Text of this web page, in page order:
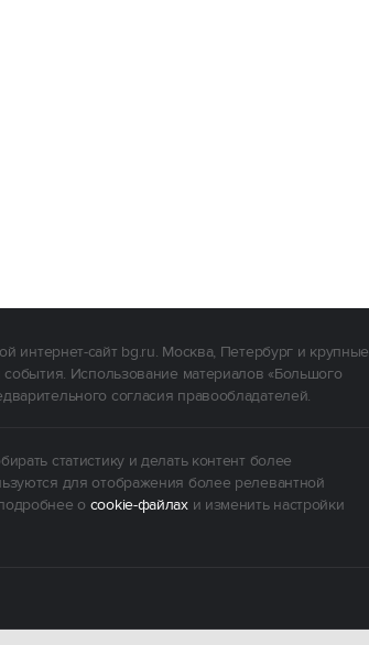
интернет-сайт bg.ru. Москва, Петербург и крупные
события. Использование материалов «Большого
согласия правообладателей.
статистику и делать контент более
для отображения более релевантной
о cookie-файлахи изменить настройки